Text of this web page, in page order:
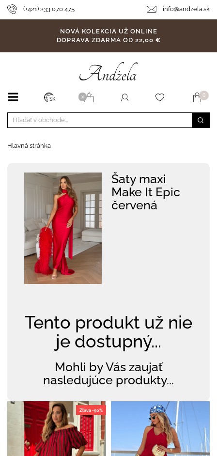
(+421) 233 070 475 info@andzela.sk
NOVÁ KOLEKCIA UŽ ONLINE
DOPRAVA ZDARMA OD 22,00 €
SK X 0
Hlavná stránka
Šaty maxi
Make It Epic
červená
Tento produkt už nie
je dostupný...
Mohli by Vás zaujať
nasledujúce produkty...
Zľava -50%